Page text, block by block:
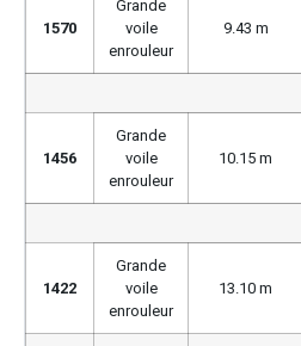
1570
Grande
voile
enrouleur
9.43 m
1456
Grande
voile
enrouleur
10.15 m
1422
Grande
voile
enrouleur
13.10 m